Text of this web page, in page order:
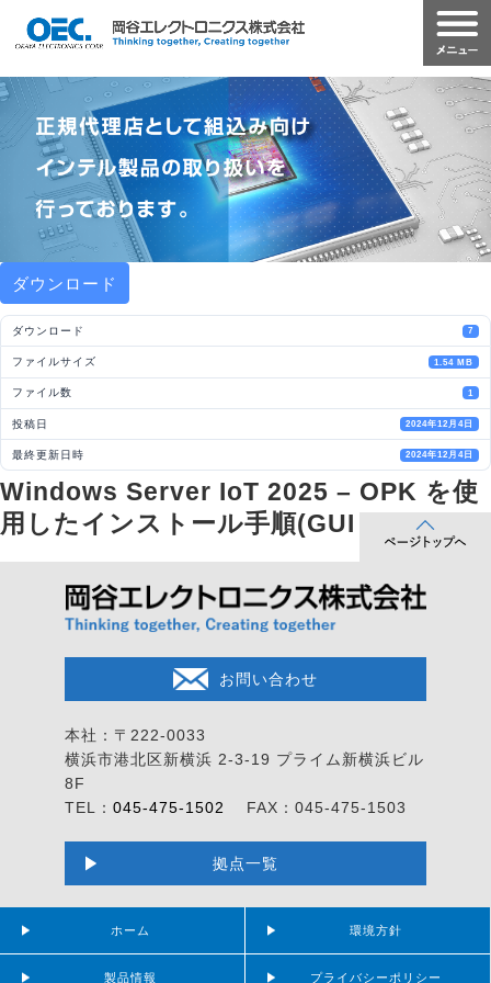
ダウンロード
ダウンロード 7
ファイルサイズ 1.54 MB
ファイル数 1
投稿日 2024年12月4日
最終更新日時 2024年12月4日
Windows Server IoT 2025 – OPK を使
用したインストール手順(GUI Install)
お問い合わせ
本社：〒222-0033
横浜市港北区新横浜 2-3-19 プライム新横浜ビル
8F
TEL： 045-475-1502 FAX：045-475-1503
拠点一覧
ホーム
製品情報
環境方針
プライバシーポリシー